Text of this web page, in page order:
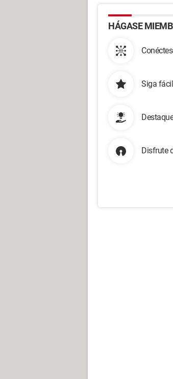
HÁGASE
Siga
Disfrute